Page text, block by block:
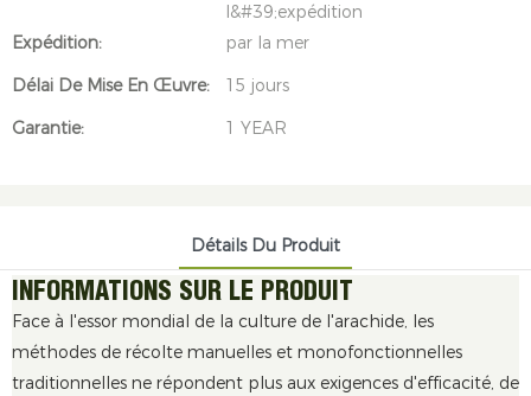
l&#39;expédition
Expédition:
par la mer
Délai De Mise En Œuvre:
15 jours
Garantie:
1 YEAR
Détails Du Produit
INFORMATIONS SUR LE PRODUIT
Face à l'essor mondial de la culture de l'arachide, les
méthodes de récolte manuelles et monofonctionnelles
traditionnelles ne répondent plus aux exigences d'efficacité, de